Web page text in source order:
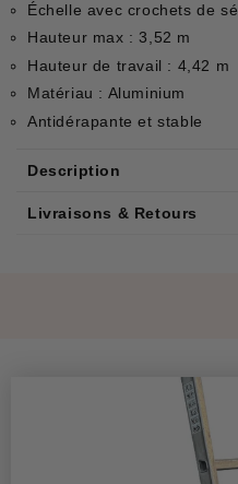
Échelle avec crochets de
Hauteur max : 3,52 m
Hauteur de travail : 4,42 m
Matériau : Aluminium
Antidérapante et stable
Description
Livraisons & Retours